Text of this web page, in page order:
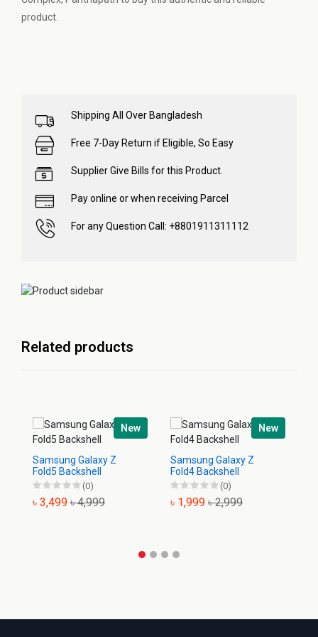
product.
Shipping All Over Bangladesh
Free 7-Day Return if Eligible, So Easy
Supplier Give Bills for this Product.
Pay online or when receiving Parcel
For any Question Call: +8801911311112
Related products
New
Samsung Galaxy Z
Fold5 Backshell
(0)
৳ 3,499 ৳ 4,999
New
Samsung Galaxy Z
Fold4 Backshell
(0)
৳ 1,999 ৳ 2,999